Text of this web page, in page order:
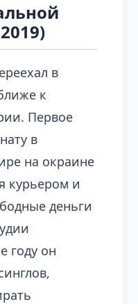
в
к
Первое
в
на окраине
курьером и
деньги
году он